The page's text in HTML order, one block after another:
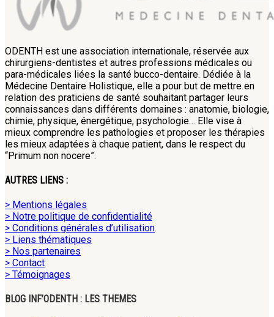
ODENTH est une association internationale, réservée aux
chirurgiens-dentistes et autres professions médicales ou
para-médicales liées la santé bucco-dentaire. Dédiée à la
Médecine Dentaire Holistique, elle a pour but de mettre en
relation des praticiens de santé souhaitant partager leurs
connaissances dans différents domaines : anatomie, biologie,
chimie, physique, énergétique, psychologie… Elle vise à
mieux comprendre les pathologies et proposer les thérapies
les mieux adaptées à chaque patient, dans le respect du
“Primum non nocere”.
AUTRES LIENS :
> Mentions légales
> Notre politique de confidentialité
> Conditions générales d’utilisation
> Liens thématiques
> Nos partenaires
> Contact
> Témoignages
BLOG INF’ODENTH : LES THEMES